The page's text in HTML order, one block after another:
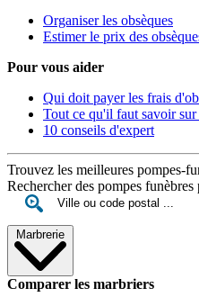
Organiser les obsèques
Estimer le prix des
Pour vous aider
Qui doit payer les frais
Tout ce qu'il faut savoir sur
10 conseils d'expert
Trouvez les meilleures pompes-
Rechercher des pompes
Marbrerie
Comparer les marbriers